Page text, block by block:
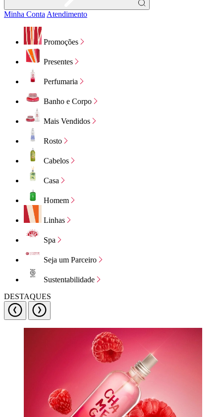
Minha Conta Atendimento
Promoções
Presentes
Perfumaria
Banho e Corpo
Mais Vendidos
Rosto
Cabelos
Casa
Homem
Linhas
Spa
Seja um Parceiro
Sustentabilidade
DESTAQUES